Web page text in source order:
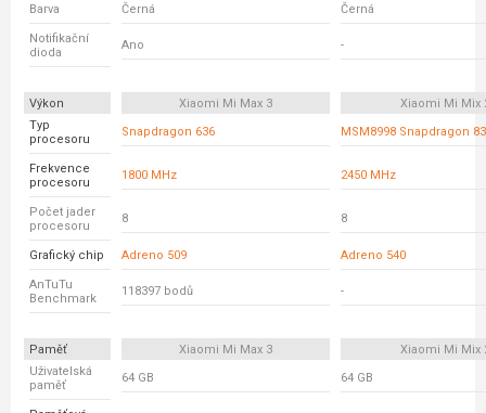
Barva Černá Černá
Notifikační
dioda
Ano -
Výkon Xiaomi Mi Max 3
Xiaomi Mi Mix
Typ
procesoru
Snapdragon 636 MSM8998 Snapdragon
Frekvence
procesoru
1800 MHz 2450 MHz
Počet jader
procesoru
8 8
Grafický chip Adreno 509 Adreno 540
AnTuTu
Benchmark
118397 bodů -
Paměť Xiaomi Mi Max 3
Xiaomi Mi Mix
Uživatelská
paměť
64 GB 64 GB